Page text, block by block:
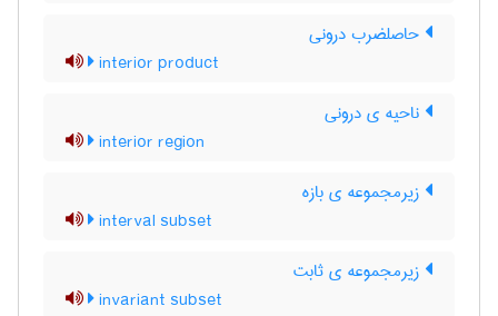
حاصلضرب درونی
interior product
ناحیه ی درونی
interior region
زیرمجموعه ی بازه
interval subset
زیرمجموعه ی ثابت
invariant subset